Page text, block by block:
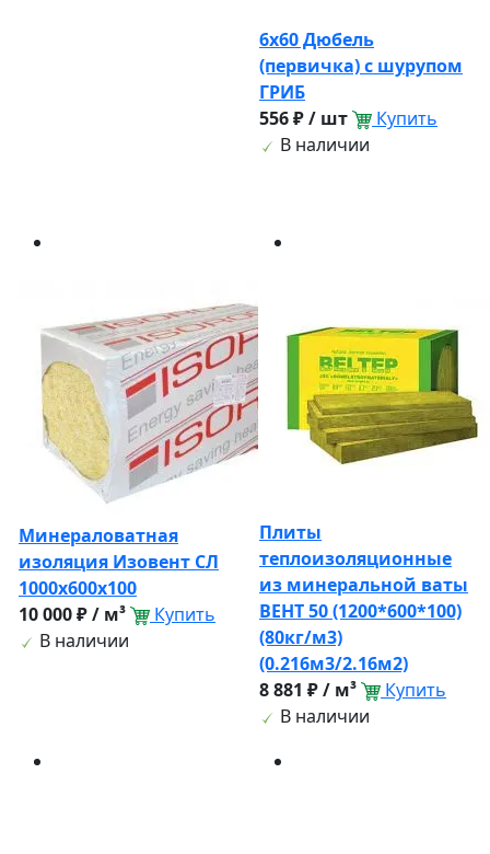
6х60 Дюбель
(первичка) с шурупом
ГРИБ
556 ₽ / шт
Купить
В наличии
Минераловатная
изоляция Изовент СЛ
1000х600х100
10 000 ₽ / м³
Купить
В наличии
Плиты
теплоизоляционные
из минеральной ваты
ВЕНТ 50 (1200*600*100)
(80кг/м3)
(0.216м3/2.16м2)
8 881 ₽ / м³
Купить
В наличии